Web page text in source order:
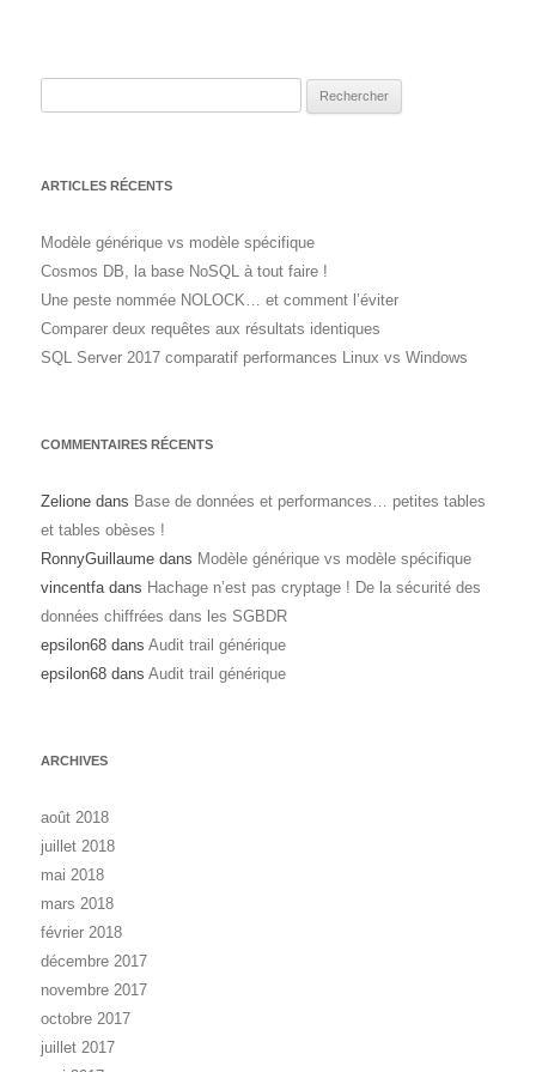
ARTICLES RÉCENTS
Modèle générique vs modèle spécifique
Cosmos DB, la base NoSQL à tout faire !
Une peste nommée NOLOCK… et comment l’éviter
Comparer deux requêtes aux résultats identiques
SQL Server 2017 comparatif performances Linux vs Windows
COMMENTAIRES RÉCENTS
Zelione dans Base de données et performances… petites tables
et tables obèses !
RonnyGuillaume dans Modèle générique vs modèle spécifique
vincentfadans Hachage n’est pas cryptage ! De la sécurité des
données chiffrées dans les SGBDR
epsilon68 dans Audit trail générique
epsilon68 dans Audit trail générique
ARCHIVES
août 2018
juillet 2018
mai 2018
mars 2018
février 2018
décembre 2017
novembre 2017
octobre 2017
juillet 2017